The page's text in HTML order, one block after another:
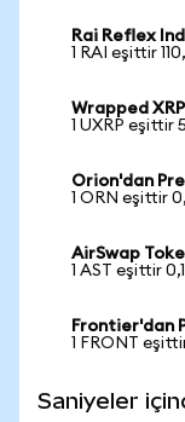
Rai Reflex
1 RAI eşittir
Wrapped
1 UXRP eşittir
Orion'dan
1 ORN eşittir
AirSwap
1 AST eşittir
Frontier'dan
1 FRONT
Saniyeler